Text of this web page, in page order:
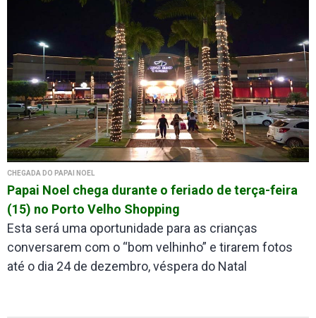
CHEGADA DO PAPAI NOEL
Papai Noel chega durante o feriado de terça-feira
(15) no Porto Velho Shopping
Esta será uma oportunidade para as crianças
conversarem com o “bom velhinho” e tirarem fotos
até o dia 24 de dezembro, véspera do Natal